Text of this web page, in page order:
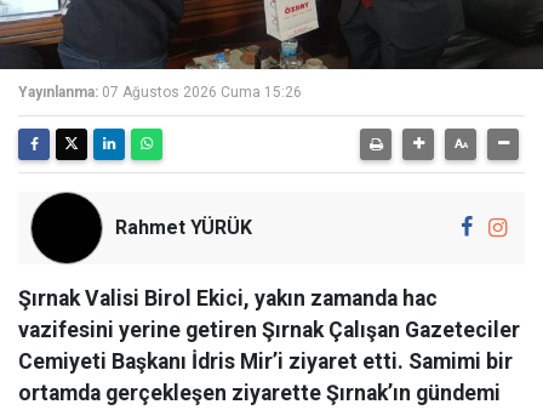
Yayınlanma: 07 Ağustos 2026 Cuma 15:26
Rahmet YÜRÜK
Şırnak Valisi Birol Ekici, yakın zamanda hac
vazifesini yerine getiren Şırnak Çalışan Gazeteciler
Cemiyeti Başkanı İdris Mir’i ziyaret etti. Samimi bir
ortamda gerçekleşen ziyarette Şırnak’ın gündemi